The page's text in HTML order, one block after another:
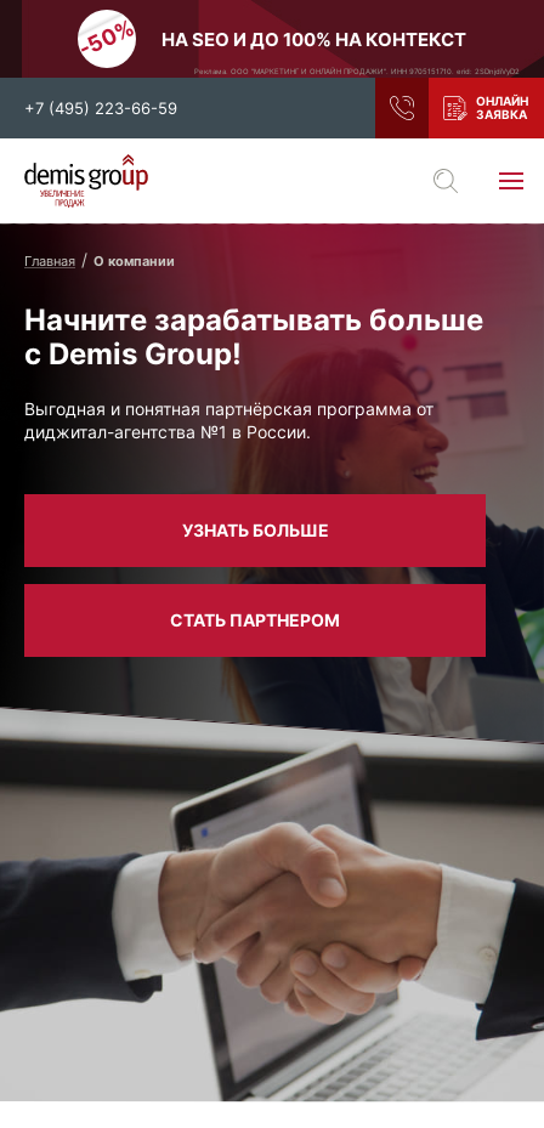
НА SEO И ДО 100% НА КОНТЕКСТ
Реклама. ООО "МАРКЕТИНГ И ОНЛАЙН ПРОДАЖИ". ИНН 9705151710. erid: 2SDnjdiVyD2
+7 (495) 223-66-59
Выберите свой город
Воронеж
Тула
Новосибирск
Екатеринбург
Самара
Ростов-на-Дону
Казань
и все регионы РФ
Главная О компании
Начните зарабатывать больше
с Demis Group!
Выгодная и понятная партнёрская программа от
диджитал-агентства №1 в России.
УЗНАТЬ БОЛЬШЕ
СТАТЬ ПАРТНЕРОМ